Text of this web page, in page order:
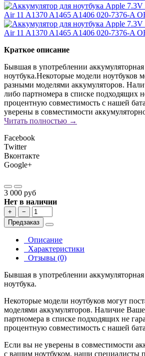
Краткое описание
Бывшая в употреблении
ноутбука.Некоторые модели ноутбуков
разными моделями аккумуляторов.
либо партномера в списке подходящих
процентную совместимость с нашей
уверены в совместимости
Читать полностью →
Facebook
Twitter
Вконтакте
Google+
3 000 руб
Нет в наличии
+
−
Предзаказ
Описание
Характеристики
Отзывы (0)
Бывшая в употреблении
ноутбука.
Некоторые модели ноутбуков могут
моделями аккумуляторов. Наличие
партномера в списке подходящих не
процентную совместимость с нашей
Если вы не уверены в совместимости
с вашим ноутбуком, наши специалисты